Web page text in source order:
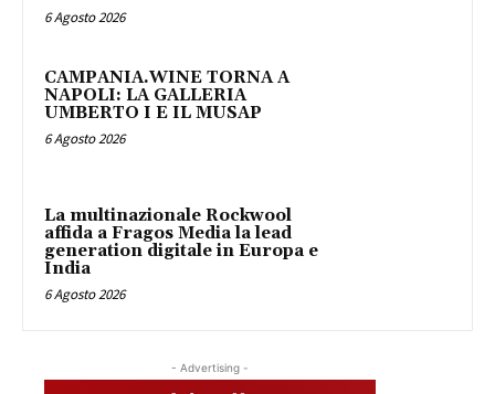
6 Agosto 2026
CAMPANIA.WINE TORNA A
NAPOLI: LA GALLERIA
UMBERTO I E IL MUSAP
6 Agosto 2026
La multinazionale Rockwool
affida a Fragos Media la lead
generation digitale in Europa e
India
6 Agosto 2026
- Advertising -